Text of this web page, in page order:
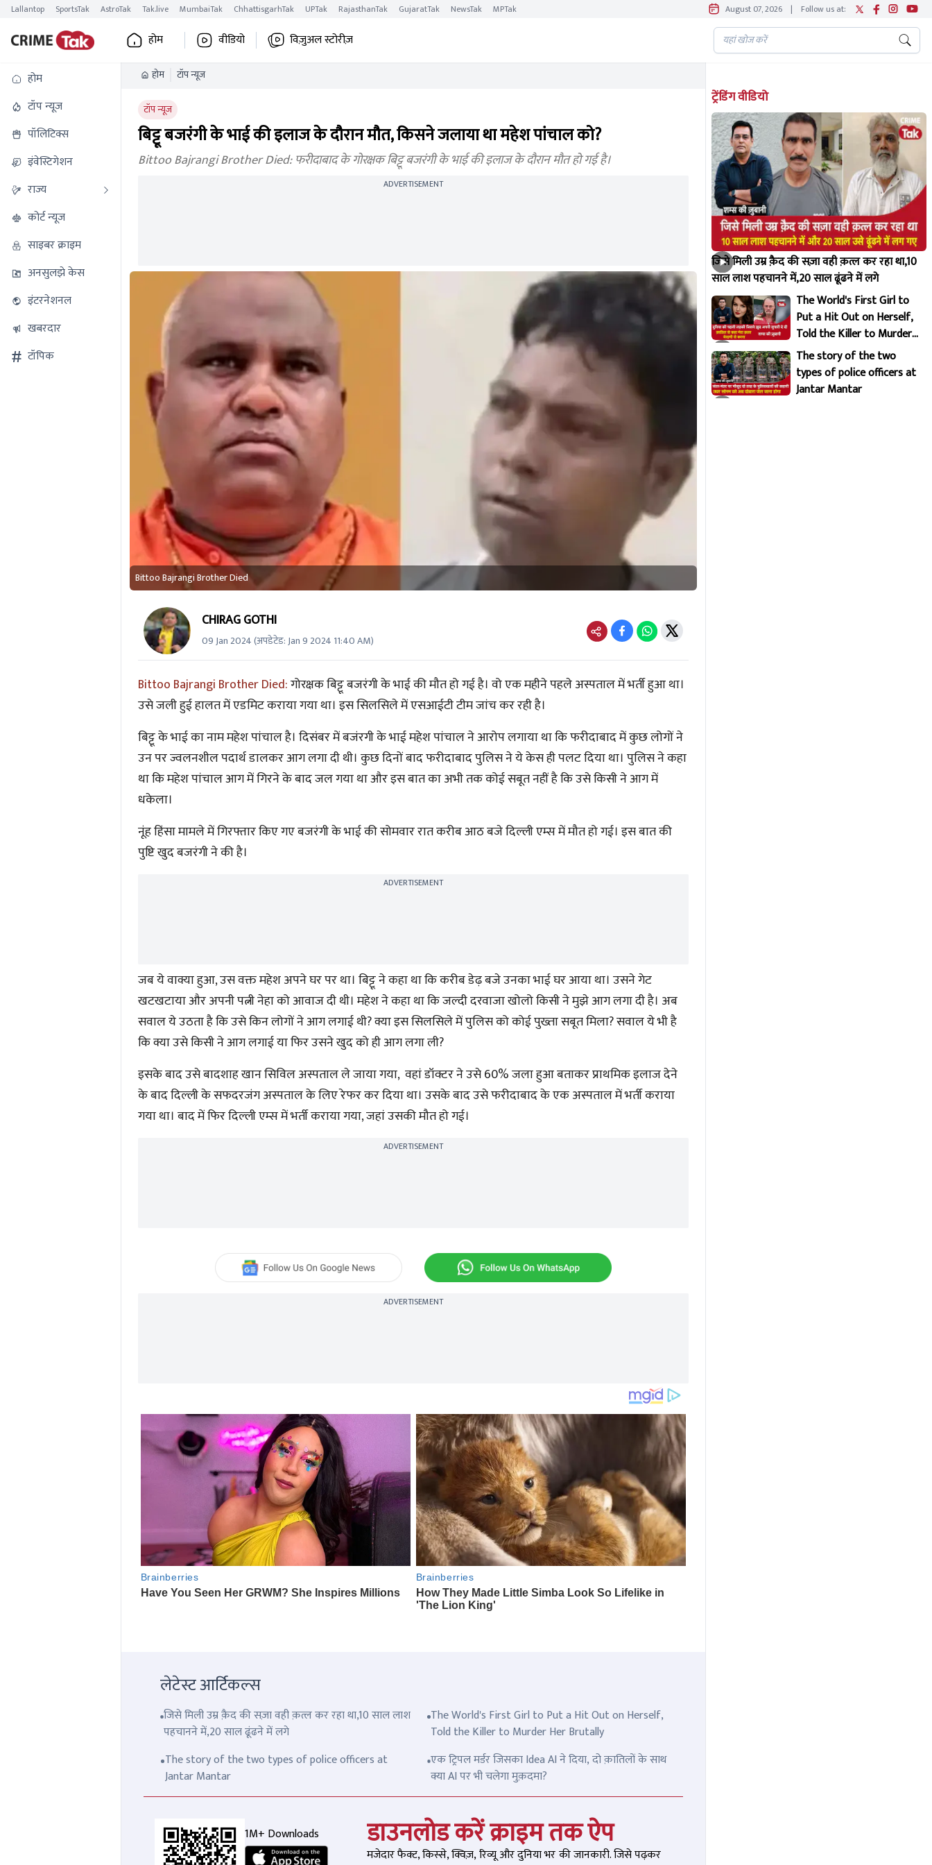
Lallantop SportsTak AstroTak Tak.live MumbaiTak ChhattisgarhTak UPTak RajasthanTak GujaratTak NewsTak MPTak August 07, 2026 | Follow us at:
होम वीडियो विज़ुअल स्टोरीज़
होम
टॉप न्यूज
पॉलिटिक्स
इंवेस्टिगेशन
राज्य
कोर्ट न्यूज
साइबर क्राइम
अनसुलझे केस
इंटरनेशनल
खबरदार
टॉपिक
होम टॉप न्यूज
टॉप न्यूज
बिट्टू बजरंगी के भाई की इलाज के दौरान मौत, किसने जलाया था महेश पांचाल को?
Bittoo Bajrangi Brother Died: फरीदाबाद के गोरक्षक बिट्टू बजरंगी के भाई की इलाज के दौरान मौत हो गई है।
ADVERTISEMENT
Bittoo Bajrangi Brother Died
CHIRAG GOTHI
09 Jan 2024(अपडेटेड:Jan 9 2024 11:40 AM)
Bittoo Bajrangi Brother Died:गोरक्षक बिट्टू बजरंगी के भाई की मौत हो गई है। वो एक महीने पहले अस्पताल में भर्ती हुआ था।
उसे जली हुई हालत में एडमिट कराया गया था। इस सिलसिले में एसआईटी टीम जांच कर रही है।
बिट्टू के भाई का नाम महेश पांचाल है। दिसंबर में बजंरगी के भाई महेश पांचाल ने आरोप लगाया था कि फरीदाबाद में कुछ लोगों ने
उन पर ज्वलनशील पदार्थ डालकर आग लगा दी थी। कुछ दिनों बाद फरीदाबाद पुलिस ने ये केस ही पलट दिया था। पुलिस ने कहा
था कि महेश पांचाल आग में गिरने के बाद जल गया था और इस बात का अभी तक कोई सबूत नहीं है कि उसे किसी ने आग में
धकेला।
नूंह हिंसा मामले में गिरफ्तार किए गए बजरंगी के भाई की सोमवार रात करीब आठ बजे दिल्ली एम्स में मौत हो गई। इस बात की
पुष्टि खुद बजरंगी ने की है।
ADVERTISEMENT
जब ये वाक्या हुआ, उस वक्त महेश अपने घर पर था। बिट्टू ने कहा था कि करीब डेढ़ बजे उनका भाई घर आया था। उसने गेट
खटखटाया और अपनी पत्नी नेहा को आवाज दी थी। महेश ने कहा था कि जल्दी दरवाजा खोलो किसी ने मुझे आग लगा दी है। अब
सवाल ये उठता है कि उसे किन लोगों ने आग लगाई थी? क्या इस सिलसिले में पुलिस को कोई पुख्ता सबूत मिला? सवाल ये भी है
कि क्या उसे किसी ने आग लगाई या फिर उसने खुद को ही आग लगा ली?
इसके बाद उसे बादशाह खान सिविल अस्पताल ले जाया गया, वहां डॉक्टर ने उसे 60% जला हुआ बताकर प्राथमिक इलाज देने
के बाद दिल्ली के सफदरजंग अस्पताल के लिए रेफर कर दिया था। उसके बाद उसे फरीदाबाद के एक अस्पताल में भर्ती कराया
गया था। बाद में फिर दिल्ली एम्स में भर्ती कराया गया, जहां उसकी मौत हो गई।
ADVERTISEMENT
ADVERTISEMENT
लेटेस्ट आर्टिकल्स
जिसे मिली उम्र क़ैद की सज़ा वही क़त्ल कर रहा था,10 साल लाश
पहचानने में,20 साल ढूंढने में लगे
The World's First Girl to Put a Hit Out on Herself,
Told the Killer to Murder Her Brutally
The story of the two types of police officers at
Jantar Mantar
एक ट्रिपल मर्डर जिसका Idea AI ने दिया, दो क़ातिलों के साथ
क्या AI पर भी चलेगा मुक़दमा?
1M+ Downloads डाउनलोड करें क्राइम तक ऐप
मजेदार फैक्ट, किस्से, क्विज़, रिव्यू और दुनिया भर की जानकारी. जिसे पढ़कर
ट्रेंडिंग वीडियो
जिसे मिली उम्र क़ैद की सज़ा वही क़त्ल कर रहा था,10
साल लाश पहचानने में,20 साल ढूंढने में लगे
The World's First Girl to
Put a Hit Out on Herself,
Told the Killer to Murder
Her Brutally
The story of the two
types of police officers at
Jantar Mantar